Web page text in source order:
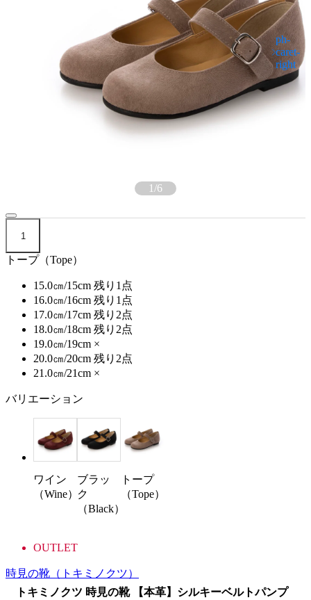
1/6
1
トープ（Tope）
15.0㎝/15cm 残り1点
16.0㎝/16cm 残り1点
17.0㎝/17cm 残り2点
18.0㎝/18cm 残り2点
19.0㎝/19cm ×
20.0㎝/20cm 残り2点
21.0㎝/21cm ×
バリエーション
ワイン
（Wine）
ブラッ
ク
（Black）
トープ
（Tope）
OUTLET
時見の靴 （トキミノクツ）
トキミノクツ 時見の靴 【本革】シルキーベルトパンプ